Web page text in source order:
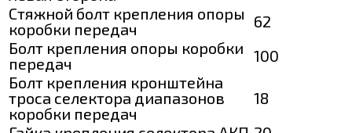
Стяжной болт крепления опоры
коробки передач
62
Болт крепления опоры коробки
передач
100
Болт крепления кронштейна
троса селектора диапазонов
коробки передач
18